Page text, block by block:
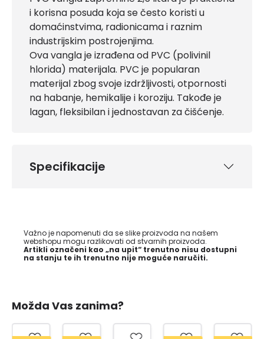
i korisna posuda koja se često koristi u
domaćinstvima, radionicama i raznim
industrijskim postrojenjima.
Ova vangla je izrađena od PVC (polivinil
hlorida) materijala. PVC je popularan
materijal zbog svoje izdržljivosti, otpornosti
na habanje, hemikalije i koroziju. Takođe je
lagan, fleksibilan i jednostavan za čišćenje.
Specifikacije
Važno je napomenuti da se slike proizvoda na našem
webshopu mogu razlikovati od stvarnih proizvoda.
Artikli označeni kao „na upit“ trenutno nisu dostupni
na stanju te ih trenutno nije moguće naručiti.
Možda Vas zanima?